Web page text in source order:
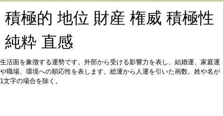
積極的 地位 財産 権威 積極性
純粋 直感
生活面を象徴する運勢です。外部から受ける影響力を表し、結婚運、家庭運
や職場、環境への順応性を表します。総運から人運を引いた画数。姓や名が
1文字の場合を除く。